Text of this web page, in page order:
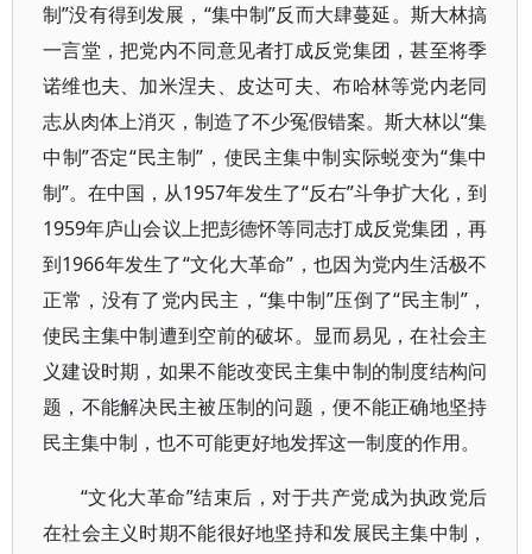
制”没有得到发展，“集中制”反而大肆蔓延。斯大林搞
一言堂，把党内不同意见者打成反党集团，甚至将季
诺维也夫、加米涅夫、皮达可夫、布哈林等党内老同
志从肉体上消灭，制造了不少冤假错案。斯大林以“集
中制”否定“民主制”，使民主集中制实际蜕变为“集中
制”。在中国，从1957年发生了“反右”斗争扩大化，到
1959年庐山会议上把彭德怀等同志打成反党集团，再
到1966年发生了“文化大革命”，也因为党内生活极不
正常，没有了党内民主，“集中制”压倒了“民主制”，
使民主集中制遭到空前的破坏。显而易见，在社会主
义建设时期，如果不能改变民主集中制的制度结构问
题，不能解决民主被压制的问题，便不能正确地坚持
民主集中制，也不可能更好地发挥这一制度的作用。
“文化大革命”结束后，对于共产党成为执政党后
在社会主义时期不能很好地坚持和发展民主集中制，